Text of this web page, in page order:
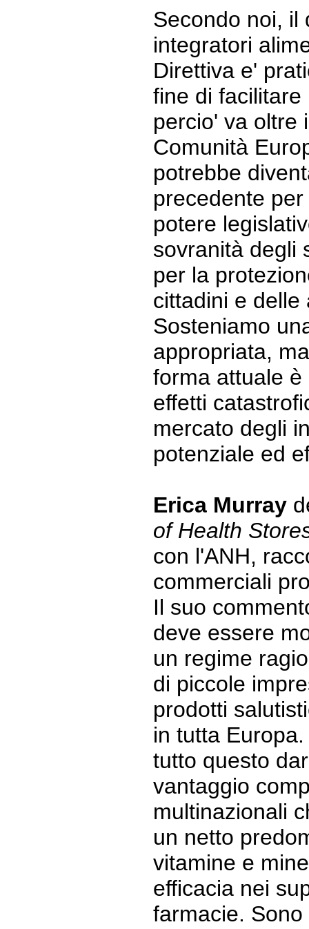
Secondo noi, il
integratori
Direttiva e'
fine di
percio' va oltre
Comunità
potrebbe
precedente
potere
sovranità degli
per la
cittadini e delle
Sosteniamo
appropriata,
forma attuale
effetti
mercato degli
potenziale ed
Erica Murray
of Health
con l'ANH,
commerciali
Il suo
deve essere
un regime
di piccole
prodotti
in tutta
tutto questo
vantaggio
multinazionali
un netto
vitamine e
efficacia nei
farmacie.